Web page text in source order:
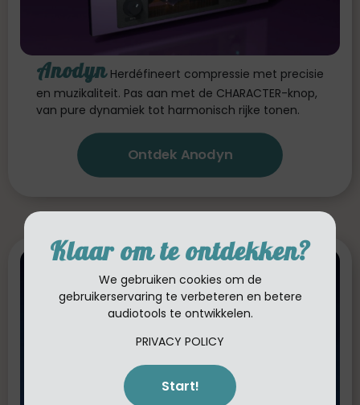
Klaar om te ontdekken?
We gebruiken cookies om de
gebruikerservaring te verbeteren en betere
audiotools te ontwikkelen.
PRIVACY POLICY
Start!
Anodyn Herdéfineert compressie met precisie
en muzikaliteit. Pas aan met de CHARACTER-knop,
van pure dynamiek tot harmonisch rijke tonen.
Ontdek Anodyn